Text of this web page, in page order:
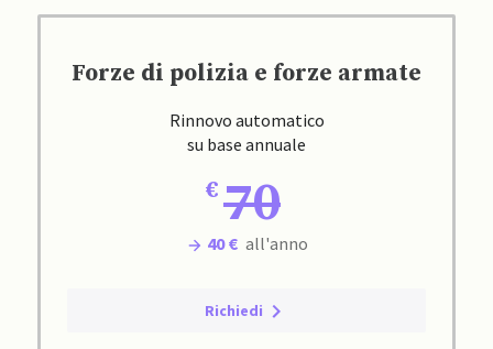
Forze di polizia e forze armate
Rinnovo automatico
su base annuale
70
40 € all'anno
Richiedi